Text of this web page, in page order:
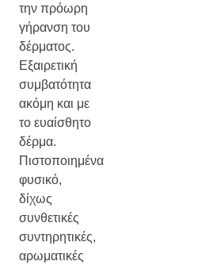
την πρόωρη
γήρανση του
δέρματος.
Εξαιρετική
συμβατότητα
ακόμη και με
το ευαίσθητο
δέρμα.
Πιστοποιημένα
φυσικό,
δίχως
συνθετικές
συντηρητικές,
αρωματικές